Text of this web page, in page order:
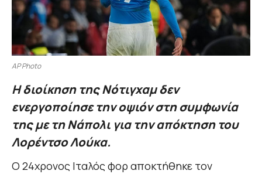
AP Photo
Η διοίκηση της Νότιγχαμ δεν
ενεργοποίησε την οψιόν στη συμφωνία
της με τη Νάπολι για την απόκτηση του
Λορέντσο Λούκα.
Ο 24χρονος Ιταλός φορ αποκτήθηκε τον